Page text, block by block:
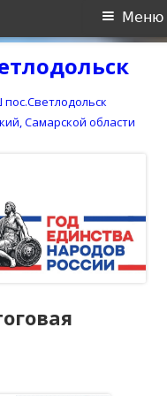
Самарской области
Меню